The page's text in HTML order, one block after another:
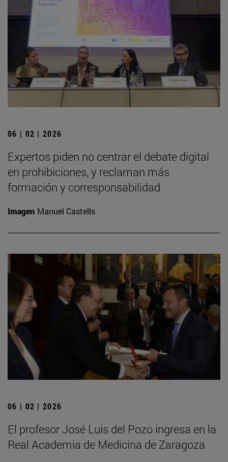
06 | 02 | 2026
Expertos piden no centrar el debate digital
en prohibiciones, y reclaman más
formación y corresponsabilidad
Imagen Manuel Castells
06 | 02 | 2026
El profesor José Luis del Pozo ingresa en la
Real Academia de Medicina de Zaragoza